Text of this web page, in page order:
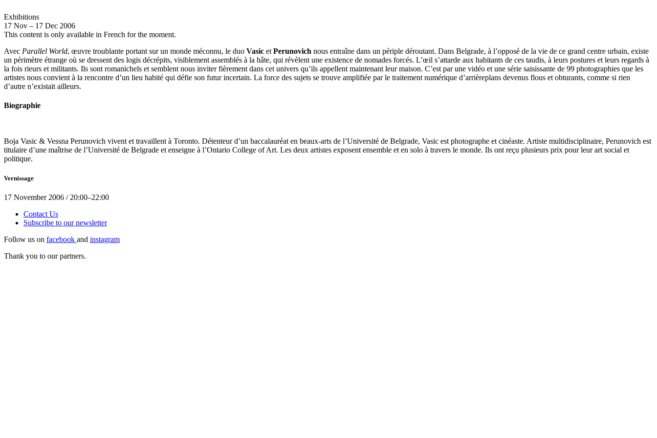
Exhibitions
17 Nov – 17 Dec 2006
This content is only available in French for the moment.
Avec Parallel World, œuvre troublante portant sur un monde méconnu, le duo Vasic et Perunovich nous entraîne dans un périple déroutant. Dans Belgrade, à l’opposé de la vie de ce grand centre urbain, existe
un périmètre étrange où se dressent des logis décrépits, visiblement assemblés à la hâte, qui révèlent une existence de nomades forcés. L’œil s’attarde aux habitants de ces taudis, à leurs postures et leurs regards à
la fois rieurs et militants. Ils sont romanichels et semblent nous inviter fièrement dans cet univers qu’ils appellent maintenant leur maison. C’est par une vidéo et une série saisissante de 99 photographies que les
artistes nous convient à la rencontre d’un lieu habité qui défie son futur incertain. La force des sujets se trouve amplifiée par le traitement numérique d’arrièreplans devenus flous et obturants, comme si rien
d’autre n’existait ailleurs.
Biographie
Boja Vasic & Vessna Perunovich vivent et travaillent à Toronto. Détenteur d’un baccalauréat en beaux-arts de l’Université de Belgrade, Vasic est photographe et cinéaste. Artiste multidisciplinaire, Perunovich est
titulaire d’une maîtrise de l’Université de Belgrade et enseigne à l’Ontario College of Art. Les deux artistes exposent ensemble et en solo à travers le monde. Ils ont reçu plusieurs prix pour leur art social et
politique.
Vernissage
17 November 2006 / 20:00–22:00
Contact Us
Subscribe to ournewsletter
Follow us on facebook and instagram
Thank you to our partners.